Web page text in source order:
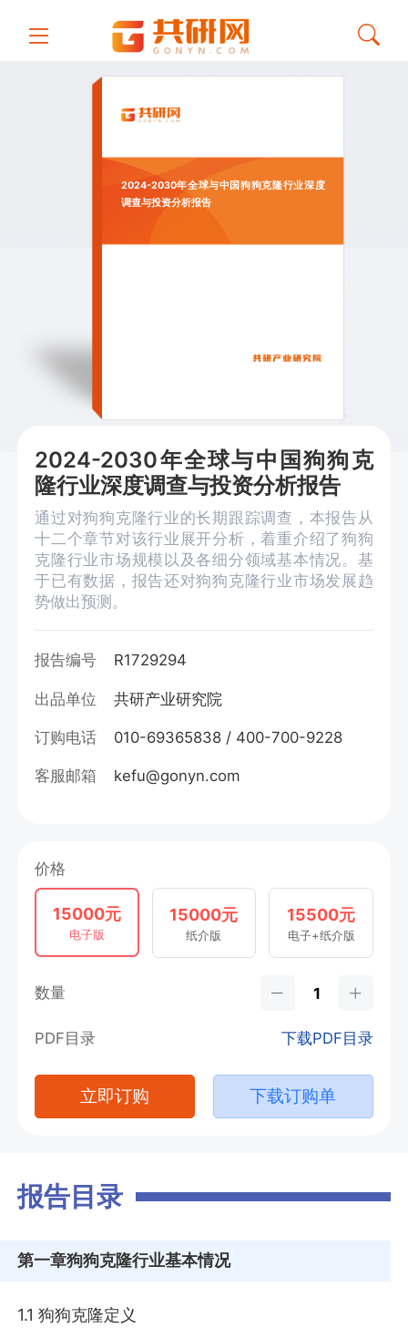
2024-2030年全球与中国狗狗克隆行业深度
调查与投资分析报告
2024-2030年全球与中国狗狗克
隆行业深度调查与投资分析报告
通过对狗狗克隆行业的长期跟踪调查，本报告从
十二个章节对该行业展开分析，着重介绍了狗狗
克隆行业市场规模以及各细分领域基本情况。基
于已有数据，报告还对狗狗克隆行业市场发展趋
势做出预测。
报告编号 R1729294
出品单位 共研产业研究院
订购电话 010-69365838 / 400-700-9228
客服邮箱 kefu@gonyn.com
价格
15000元
电子版
15000元
纸介版
15500元
电子+纸介版
数量
PDF目录 下载PDF目录
立即订购 下载订购单
报告目录
第一章狗狗克隆行业基本情况
1.1 狗狗克隆定义